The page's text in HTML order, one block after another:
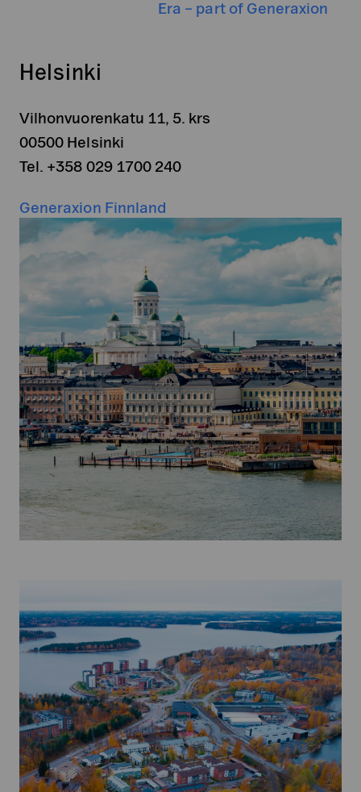
Era – part of Generaxion
Helsinki
Vilhonvuorenkatu 11, 5. krs
00500 Helsinki
Tel. +358 029 1700 240
Generaxion Finnland